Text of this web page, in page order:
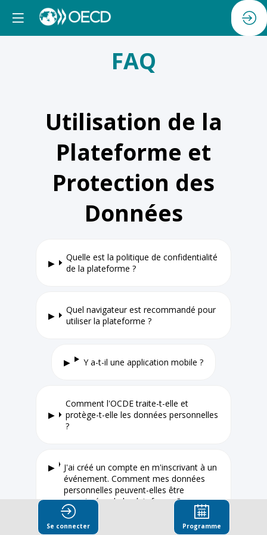
FAQ
Utilisation de la
Plateforme et
Protection des
Données
Quelle est la politique de confidentialité
de la plateforme ?
Quel navigateur est recommandé pour
utiliser la plateforme ?
Y a-t-il une application mobile ?
Comment l'OCDE traite-t-elle et
protège-t-elle les données personnelles
?
J'ai créé un compte en m'inscrivant à un
événement. Comment mes données
personnelles peuvent-elles être
supprimées de la plateforme ?
Se connecter Programme